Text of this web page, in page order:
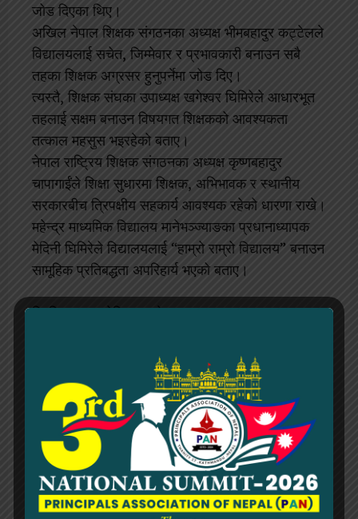
जोड दिएका थिए।
अखिल नेपाल शिक्षक संगठनका अध्यक्ष भीमबहादुर कट्टेलले
विद्यालयलाई सचेत, जिम्मेवार र प्रभावकारी बनाउन सबै
तहका शिक्षक अग्रसर हुनुपर्नेमा जोड दिए।
त्यस्तै, शिक्षक संघका उपाध्यक्ष खगेश्वर घिमिरेले आधारभूत
तहलाई सक्षम बनाउन विषयगत शिक्षकको आवश्यकता
तत्काल महसुस भइरहेको बताए।
नेपाल राष्ट्रिय शिक्षक संगठनका अध्यक्ष कृष्णबहादुर
चापागाईंले शिक्षा सुधारमा शिक्षक, अभिभावक र स्थानीय
सरकारबीच त्रिपक्षीय सहकार्य आवश्यक रहेको धारणा राखे।
महेन्द्र माध्यमिक विद्यालय मानेभञ्ज्याङका प्रधानाध्यापक
मेदिनी घिमिरेले विद्यालयलाई “हाम्रो राम्रो विद्यालय” बनाउन
सामूहिक प्रतिबद्धता अपरिहार्य भएको बताए।
प्रिन्सिपल्स एसोसियसन नेपाल (पान) का अध्यक्ष
शैक्षिक समानता र सर्वसुलभताको मेरुदण्डका रूपमा व्याख्या
गरे। उनले भने, “सामुदायिक विद्यालयको सुदृढीकरण नगरी
गुणस्तरीय शिक्षा सम्भव छैन। यी विद्यालयहरूले २१औं
शताब्दीका सीप विकासमा समेत महत्वपूर्ण योगदान दिन
सक्छन् तर व्यवहारमा स्रोत, नीति र व्यवस्थापनसँग
सम्बन्धित गम्भीर चुनौतीको सामना गरिरहेका छन्।”
उनका अनुसार, सामुदायिक विद्यालयहरूले सर्वसाधारणलाई